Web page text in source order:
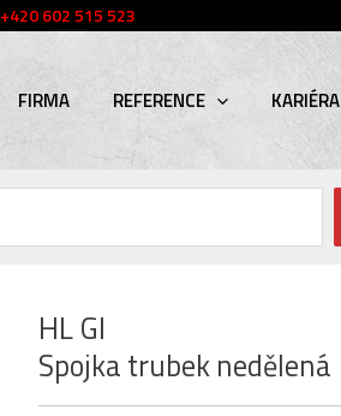
+420 602 515 523
FIRMA REFERENCE KARIÉRA
HL GI
Spojka trubek nedělená